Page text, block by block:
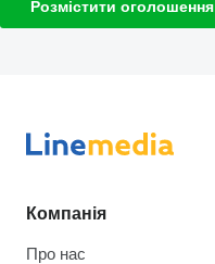
Розмістити оголошення
Компанія
Про нас